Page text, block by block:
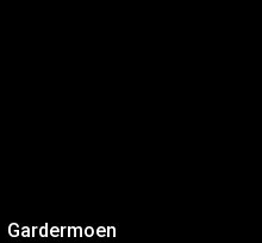
Gardermoen